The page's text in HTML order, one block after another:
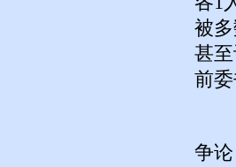
被
甚
前委
红
争